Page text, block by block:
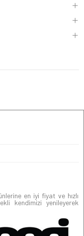
en iyi fiyat ve hızlı
kendimizi yenileyerek